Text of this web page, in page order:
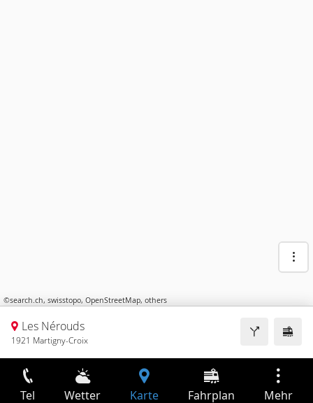
©search.ch, swisstopo, OpenStreetMap, others
Les Nérouds
1921 Martigny-Croix
Tel Wetter Karte Fahrplan Mehr